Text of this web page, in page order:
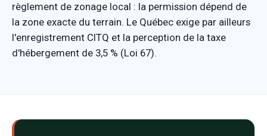
règlement de zonage local : la permission dépend de
la zone exacte du terrain. Le Québec exige par ailleurs
l'enregistrement CITQ et la perception de la taxe
d'hébergement de 3,5 % (Loi 67).